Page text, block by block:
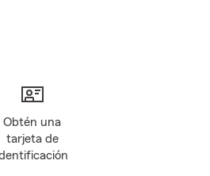
Obtén una
tarjeta de